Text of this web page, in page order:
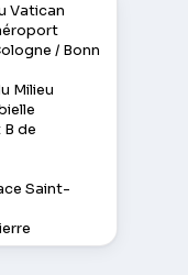
Vatican
/ Bonn
Milieu
de
Saint-